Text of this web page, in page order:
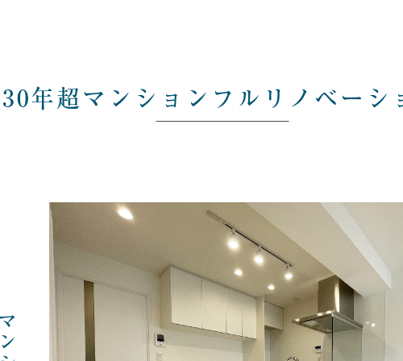
30年超マンションフルリノベーシ